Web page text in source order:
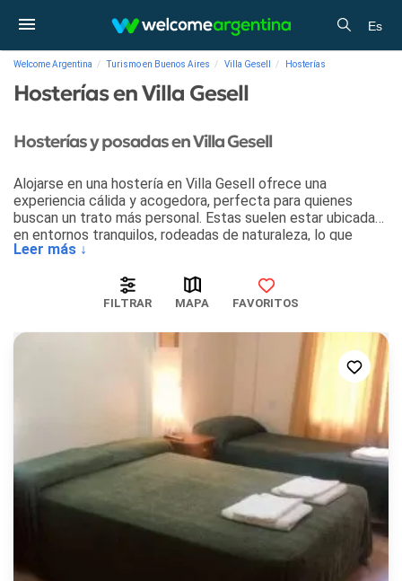
Es
Welcome Argentina Turismo en Buenos Aires Villa Gesell Hosterías
Hosterías en Villa Gesell
Hosterías y posadas en Villa Gesell
Alojarse en una hostería en Villa Gesell ofrece una
experiencia cálida y acogedora, perfecta para quienes
buscan un trato más personal. Estas suelen estar ubicadas
en entornos tranquilos, rodeadas de naturaleza, lo que
garantiza descanso y desconexión.
Además, brindan servicios básicos como desayuno incluido
y limpieza diaria, combinando comodidad con una atención
opción para quienes desean explorar las sierras y los
atractivos locales, sin renunciar a un ambiente familiar y
tranquilo. Suelen ser más económicas que los hoteles,
ofreciendo una excelente relación calidad-precio.
Leer más ↓
FILTRAR MAPA FAVORITOS